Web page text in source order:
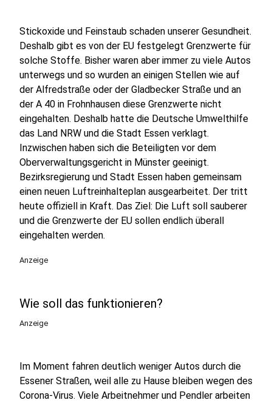
Stickoxide und Feinstaub schaden unserer Gesundheit.
Deshalb gibt es von der EU festgelegt Grenzwerte für
solche Stoffe. Bisher waren aber immer zu viele Autos
unterwegs und so wurden an einigen Stellen wie auf
der Alfredstraße oder der Gladbecker Straße und an
der A 40 in Frohnhausen diese Grenzwerte nicht
eingehalten. Deshalb hatte die Deutsche Umwelthilfe
das Land NRW und die Stadt Essen verklagt.
Inzwischen haben sich die Beteiligten vor dem
Oberverwaltungsgericht in Münster geeinigt.
Bezirksregierung und Stadt Essen haben gemeinsam
einen neuen Luftreinhalteplan ausgearbeitet. Der tritt
heute offiziell in Kraft. Das Ziel: Die Luft soll sauberer
und die Grenzwerte der EU sollen endlich überall
eingehalten werden.
Anzeige
Wie soll das funktionieren?
Anzeige
Im Moment fahren deutlich weniger Autos durch die
Essener Straßen, weil alle zu Hause bleiben wegen des
Corona-Virus. Viele Arbeitnehmer und Pendler arbeiten